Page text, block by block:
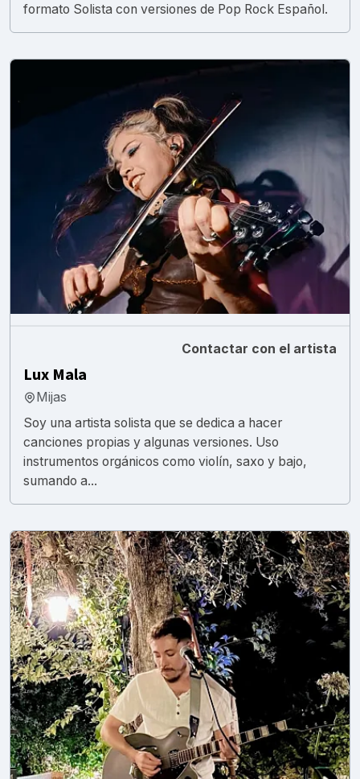
formato Solista con versiones de Pop Rock Español.
Contactar con el artista
Lux Mala
Mijas
Soy una artista solista que se dedica a hacer
canciones propias y algunas versiones. Uso
instrumentos orgánicos como violín, saxo y bajo,
sumando a...